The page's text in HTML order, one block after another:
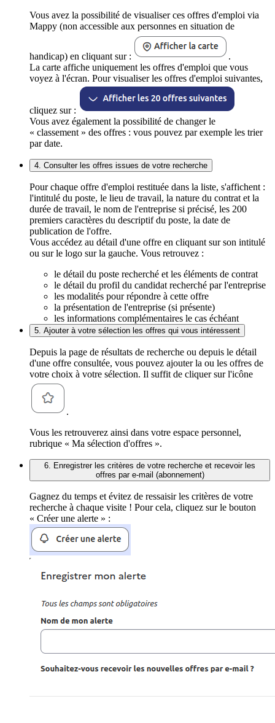
Vous avez la possibilité de visualiser ces offres d'emploi via
Mappy (non accessible aux personnes en situation de
handicap) en cliquant sur :
.
La carte affiche uniquement les offres d'emploi que vous
voyez à l'écran. Pour visualiser les offres d'emploi suivantes,
cliquez sur :
Vous avez également la possibilité de changer le
« classement » des offres : vous pouvez par exemple les trier
par date.
4. Consulter les offres issues de votre recherche
Pour chaque offre d'emploi restituée dans la liste, s'affichent :
l'intitulé du poste, le lieu de travail, la nature du contrat et la
durée de travail, le nom de l'entreprise si précisé, les 200
premiers caractères du descriptif du poste, la date de
publication de l'offre.
Vous accédez au détail d'une offre en cliquant sur son intitulé
ou sur le logo sur la gauche. Vous retrouvez :
le détail du poste recherché et les éléments de contrat
le détail du profil du candidat recherché par l'entreprise
les modalités pour répondre à cette offre
la présentation de l'entreprise (si présente)
les informations complémentaires le cas échéant
5. Ajouter à votre sélection les offres qui vous intéressent
Depuis la page de résultats de recherche ou depuis le détail
d'une offre consultée, vous pouvez ajouter la ou les offres de
votre choix à votre sélection. Il suffit de cliquer sur l'icône
.
Vous les retrouverez ainsi dans votre espace personnel,
rubrique « Ma sélection d'offres ».
6. Enregistrer les critères de votre recherche et recevoir les
offres par e-mail (abonnement)
Gagnez du temps et évitez de ressaisir les critères de votre
recherche à chaque visite ! Pour cela, cliquez sur le bouton
« Créer une alerte » :